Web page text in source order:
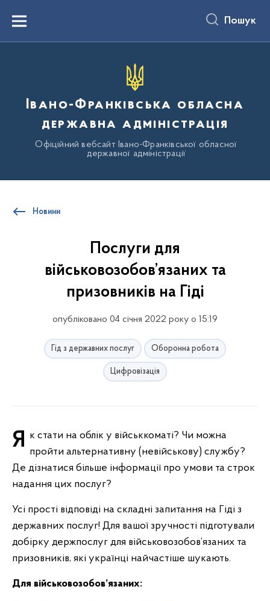
вмістуMenu Пошук
Івано-Франківська обласна
державна адміністрація
Офіційний вебсайт Івано-Франківської обласної
державної адміністрації
Новини
Послуги для
військовозобов’язаних та
призовників на Гіді
опубліковано 04 січня 2022 року о 15:19
Гід з державних послуг Оборонна робота
Цифровізація
Як стати на облік у військкоматі? Чи можна пройти альтернативну (невійськову) службу?
Де дізнатися більше інформації про умови та строк
надання цих послуг?
Усі прості відповіді на складні запитання на Гіді з
державних послуг! Для вашої зручності підготували
добірку держпослуг для військовозобов’язаних та
призовників, які українці найчастіше шукають.
Для військовозобов’язаних: